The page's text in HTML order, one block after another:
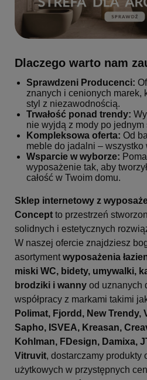
Dlaczego warto nam
Sprawdzeni Producenci:
znanych i cenionych marek,
styl z niezawodnością.
Trwałość ponad trendy:
nie wyjdą z mody po jednym
Kompleksowa oferta: Od
meble do jadalni – wszystko
Wsparcie w wyborze:
wyposażenie tak, aby
całość w Twoim domu.
Sklep internetowy z
Concept to przestrzeń
solidnych i estetycznych
W naszej ofercie znajdziesz
asortyment wyposażenia
miski WC, bidety, umywalki,
brodziki i wanny od uznanych
współpracy z markami takimi
Polimat, Fjordd, New Trendy,
Sapho, ISVEA, Kreasan,
Kohlman, FDesign, Damixa,
Vitruvit, dostarczamy produkty
użytkowych w przystępnych